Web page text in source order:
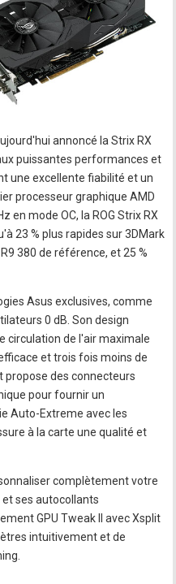
annoncé la Strix RX
puissantes performances et
une excellente fiabilité et un
processeur graphique AMD
en mode OC, la ROG Strix RX
23 % plus rapides sur 3DMark
380 de référence, et 25 %
Asus exclusives, comme
0 dB. Son design
circulation de l'air maximale
et trois fois moins de
propose des connecteurs
pour fournir un
Auto-Extreme avec les
à la carte une qualité et
complètement votre
et ses autocollants
GPU Tweak II avec Xsplit
intuitivement et de